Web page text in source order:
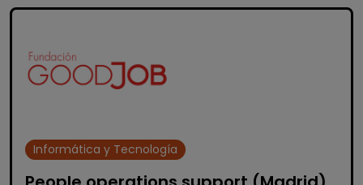
Informática y Tecnología